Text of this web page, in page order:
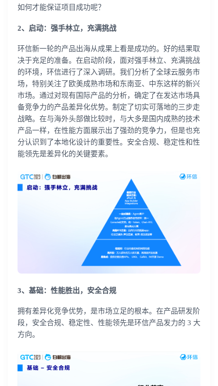
如何才能保证项目成功呢？
2、启动：强手林立，充满挑战
环信新一轮的产品出海从成果上看是成功的。好的结果取
决于充足的准备。在启动阶段，面对强手林立、充满挑战
的环境，环信进行了深入调研。我们分析了全球云服务市
场，特别关注了欧美成熟市场和东南亚、中东这样的新兴
市场。通过对现有国际产品的分析，确定了在发达市场具
备竞争力的产品差异化优势。制定了切实可落地的三步走
战略。在与海外头部做比较时，与大多是国内成熟的技术
产品一样，在性能方面展示出了强劲的竞争力，但是也充
分认识到了本地化设计的重要性。安全合规、稳定性和性
能领先是差异化的关键要素。
3、基础：性能胜出，安全合规
拥有差异化竞争优势，是市场立足的根本。在产品研发阶
段，安全合规、稳定性、性能领先是环信产品发力的 3 大
方向。